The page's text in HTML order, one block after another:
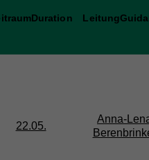
Duration Leitung
22.05.
Anna-